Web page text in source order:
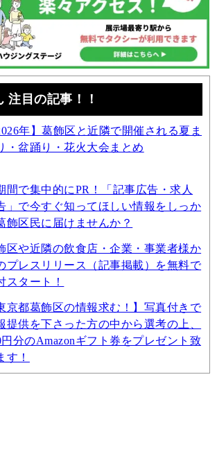
注目の記事！！
年】葛飾区と近隣で開催される夏ま
・盆踊り・花火大会まとめ
間で集中的にPR！「記事広告・求人
」で今すぐ知ってほしい情報をしっか
飾区民に届けませんか？
区や近隣の飲食店・企業・事業者様か
プレスリリース（記事掲載）を無料で
スタート！
京都葛飾区の情報求む！】写真付きで
提供を下さった方の中から選考の上、
円分のAmazonギフト券をプレゼント致
す！